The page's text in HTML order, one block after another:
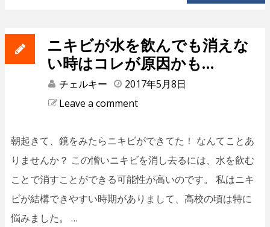
ニキビが水を飲んでも消えな
い時はコレが原因かも…
チェルキー
2017年5月8日
Leave a comment
朝起きて、鏡をみたらニキビができてた！ なんてことあ
りませんか？ この憎いニキビを消し去るには、水を飲む
ことで消すことができる可能性が高いのです。 私はニキ
ビが結構できやすい時期がありまして、高校の頃は特に
悩みました。 …